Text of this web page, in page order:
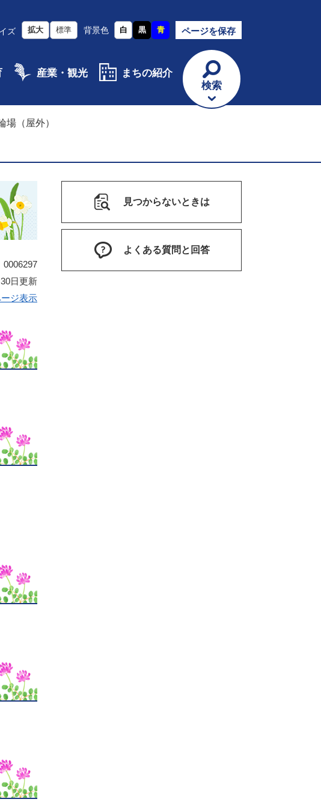
ズ 拡大 標準 背景色 白 黒 青 ページを保存
産業・観光
まちの紹介
検索
場（屋外）
0006297
日更新
ジ表示
見つからないときは
よくある質問と回答